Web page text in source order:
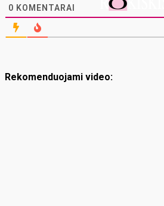
0 KOMENTARAI
Rekomenduojami video: